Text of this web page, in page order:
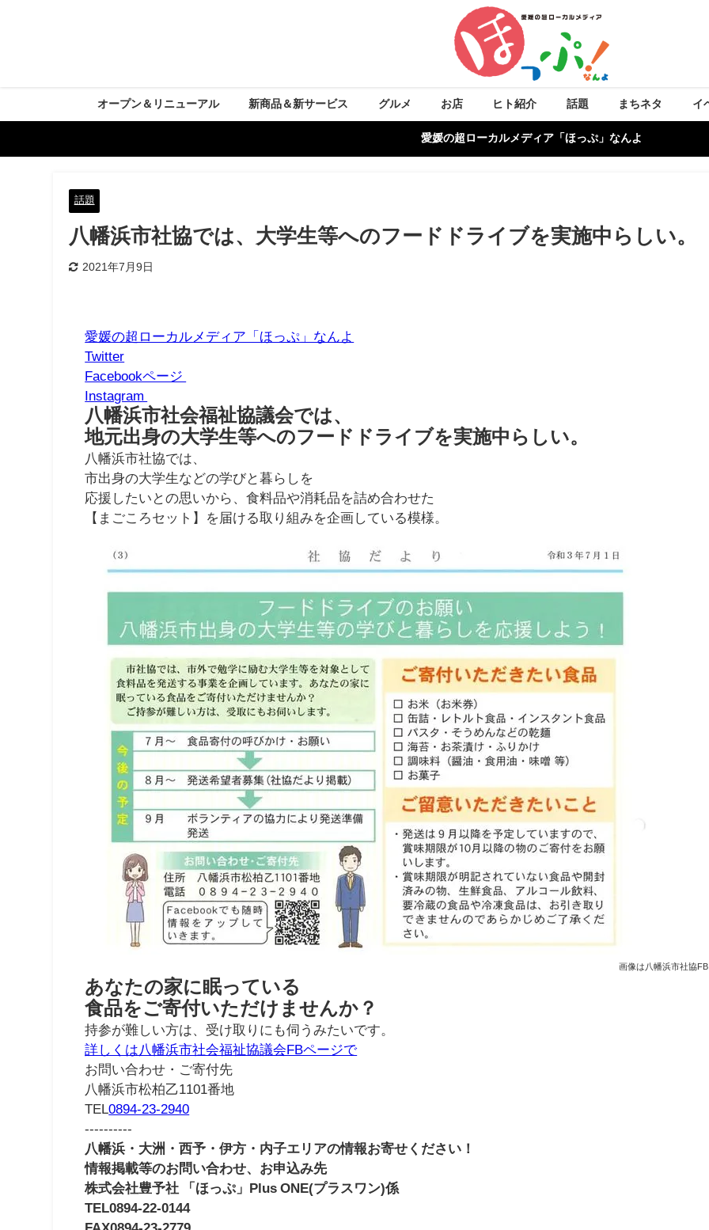
オープン＆リニューアル 新商品＆新サービス グルメ お店 ヒト紹介 話題 まちネタ イ
愛媛の超ローカルメディア「ほっぷ」なんよ
話題
八幡浜市社協では、大学生等へのフードドライブを実施中らしい。
2021年7月9日
愛媛の超ローカルメディア「ほっぷ」なんよ
Twitter
Facebookページ
Instagram
八幡浜市社会福祉協議会では、
地元出身の大学生等へのフードドライブを実施中らしい。
八幡浜市社協では、
市出身の大学生などの学びと暮らしを
応援したいとの思いから、食料品や消耗品を詰め合わせた
【まごころセット】を届ける取り組みを企画している模様。
画像は八幡浜市社協
あなたの家に眠っている
食品をご寄付いただけませんか？
持参が難しい方は、受け取りにも伺うみたいです。
詳しくは八幡浜市社会福祉協議会FBページで
お問い合わせ・ご寄付先
八幡浜市松柏乙1101番地
TEL0894-23-2940
----------
八幡浜・大洲・西予・伊方・内子エリアの情報お寄せください！
情報掲載等のお問い合わせ、お申込み先
株式会社豊予社 「ほっぷ」Plus ONE(プラスワン)係
TEL0894-22-0144
FAX0894-23-2779